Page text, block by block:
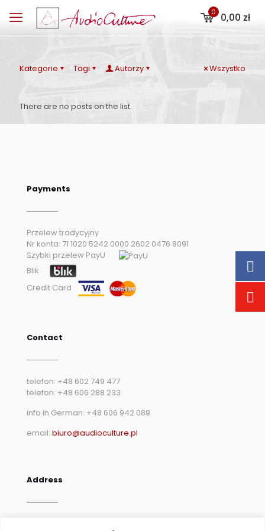
0 0,00 zł
Kategorie Tagi Autorzy Wszystko
There are no posts on the list.
Payments
Przelew tradycyjny
Nr konta: 71 1020 5242 0000 2602 0476 8091
Szybki przelew PayU
Blik
Credit Card
Contact
telefon: +48 602 749 477
telefon: +48 606 288 233
info in German: +48 606 942 089
email: biuro@audioculture.pl
Address